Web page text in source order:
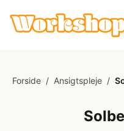
Forside / Ansigtspleje /